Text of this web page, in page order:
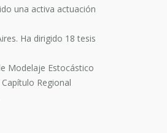
una activa actuación
Ha dirigido 18 tesis
Modelaje Estocástico
Regional